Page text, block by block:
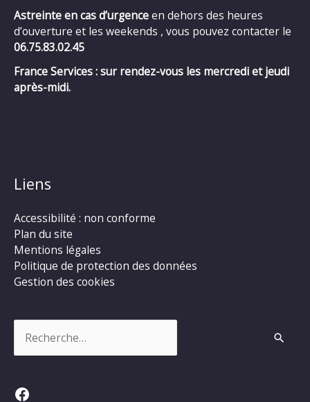
Astreinte en cas d’urgenceen dehors des heures
d’ouverture et les weekends , vous pouvez contacter le
06.75.83.02.45
France Services : sur rendez-vous les mercredi et jeudi
après-midi.
Liens
Accessibilité : non conforme
Plan du site
Mentions légales
Politique de protection des données
Gestion des cookies
Facebook